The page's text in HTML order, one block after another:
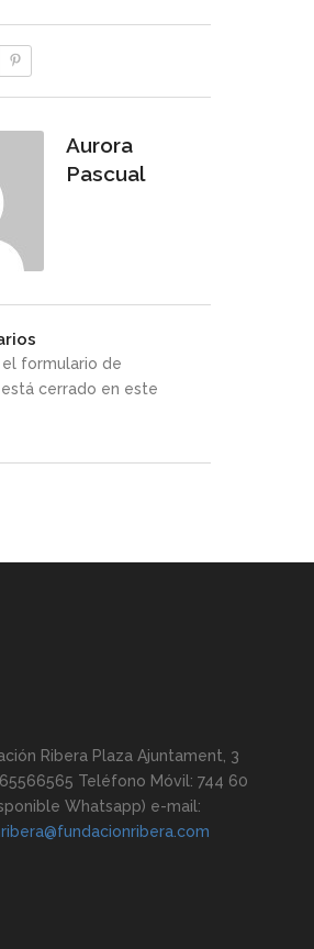
Aurora
Pascual
el formulario de
cerrado en este
Ribera Plaza Ajuntament, 3
Teléfono Móvil: 744 60
Whatsapp) e-mail: